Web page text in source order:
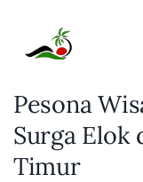
content
Pesona
Surga Elok
Timur